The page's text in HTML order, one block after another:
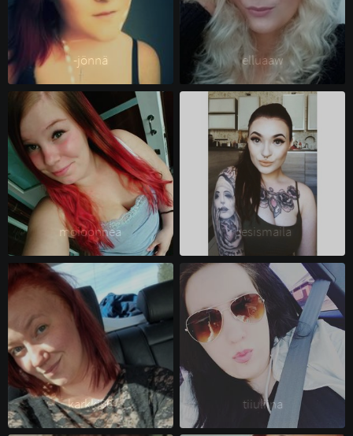
-jönnä elluaaw
moioonnea pesismaila
karkki96 tiiuliina